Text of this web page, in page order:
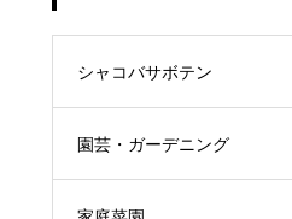
シャコバサボテン
園芸・ガーデニング